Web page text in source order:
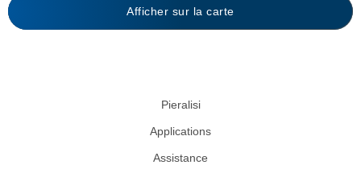
Afficher sur la carte
Pieralisi
Applications
Assistance